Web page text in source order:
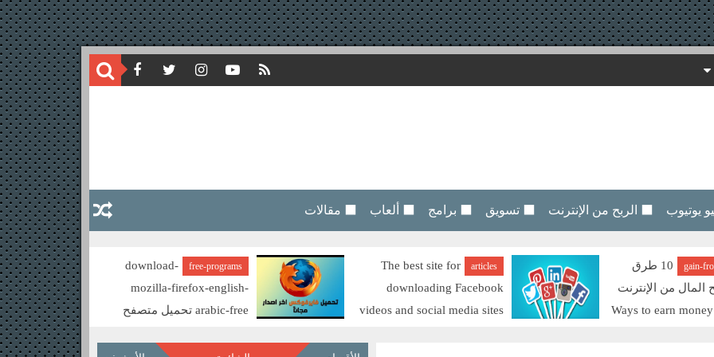
يوتيوب ⬛ الربح من الإنترنت ⬛ تسويق ⬛ برامج ⬛ ألعاب ⬛ مقالات
gain-
10 طرق
المال من الإنترنت
Ways to earn
articles
The best site for
downloading Facebook
videos and social media sites
free-programs
download-
mozilla-firefox-english-
arabic-free تحميل متصفح
certificates QR